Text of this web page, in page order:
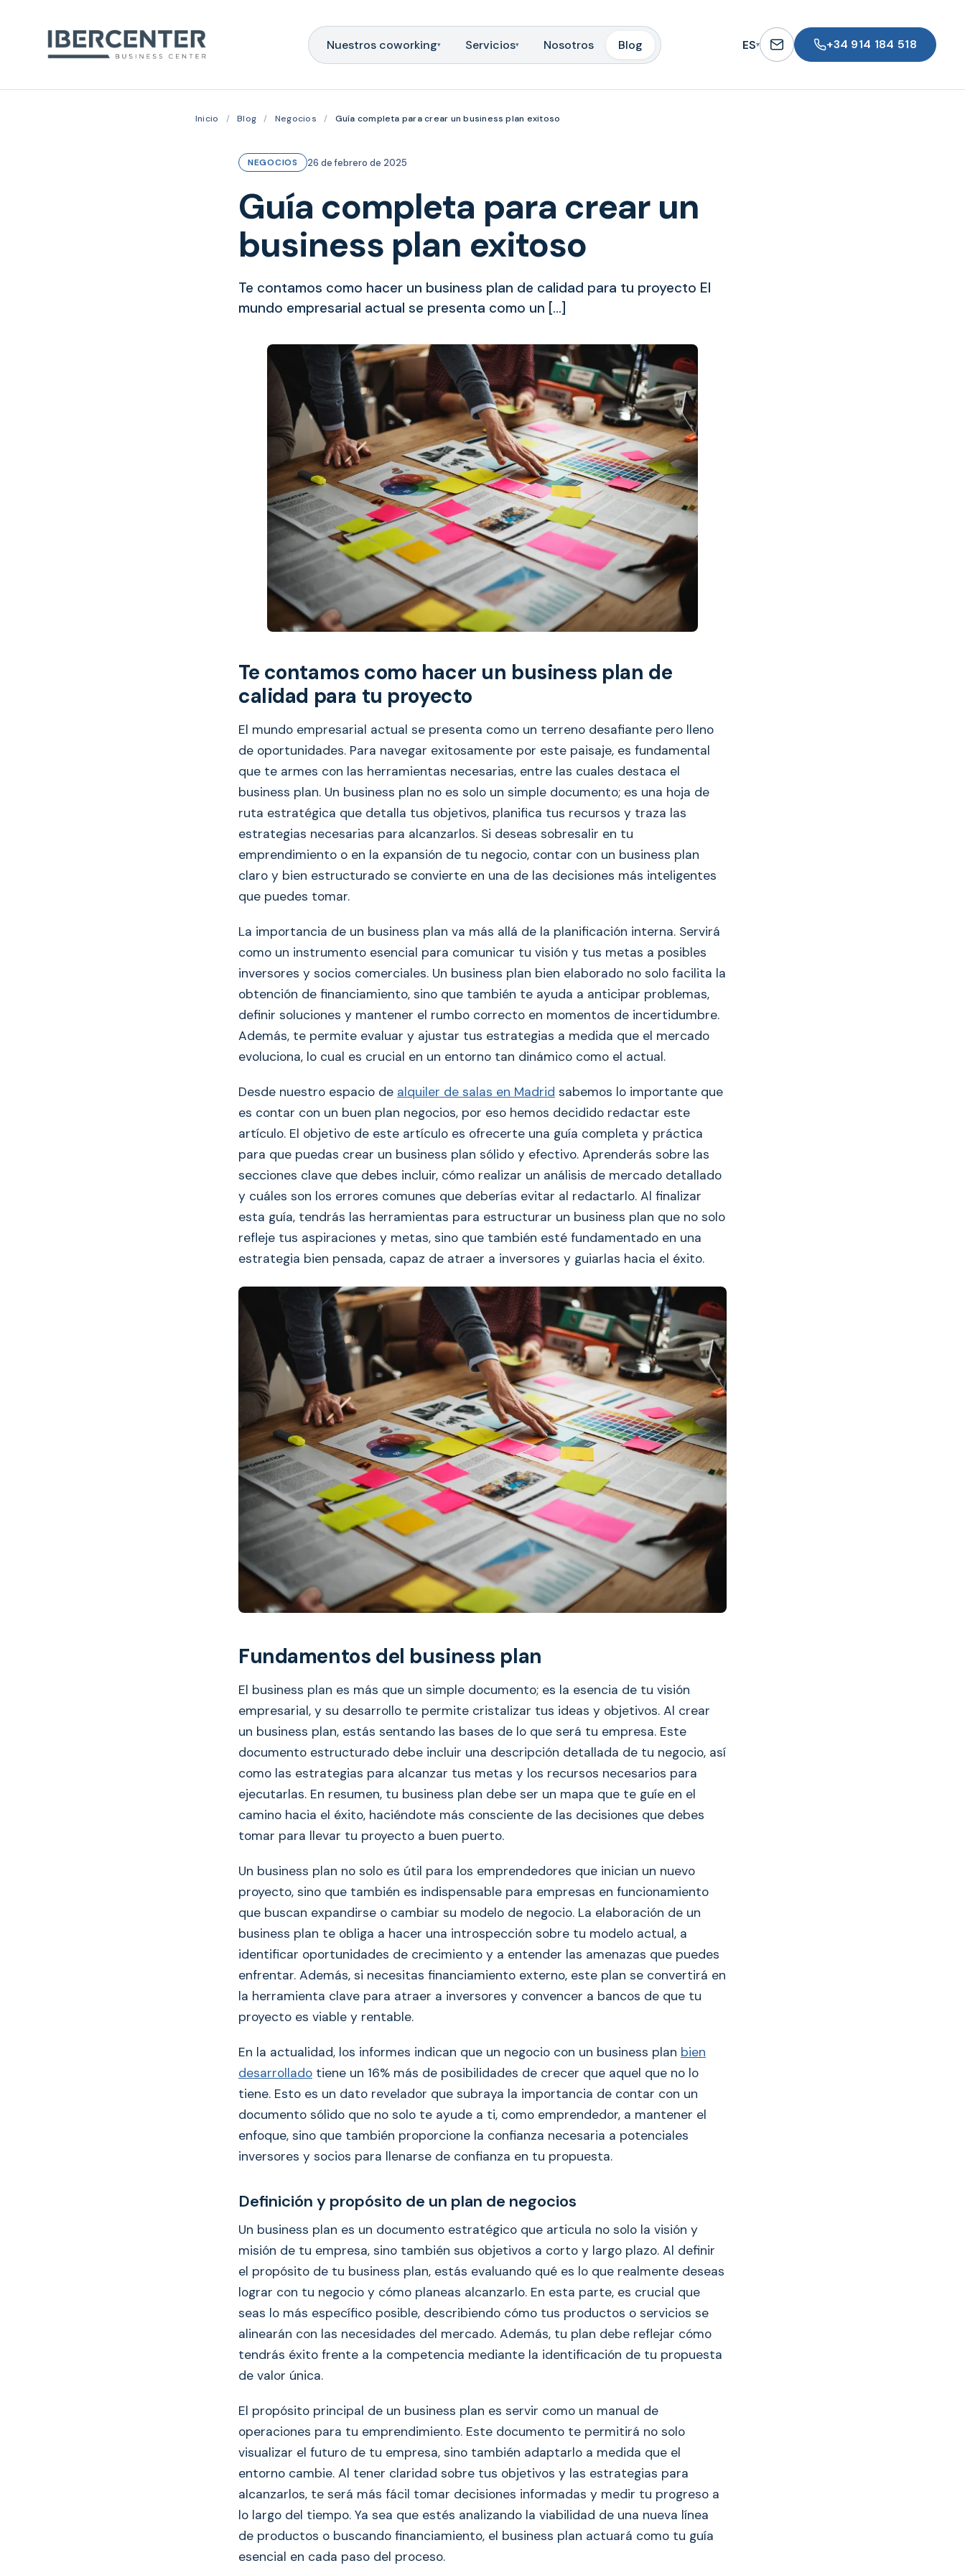
Nuestros coworking▾ Servicios▾ Nosotros Blog ES▾ +34 914 184 518
Inicio / Blog / Negocios / Guía completa para crear un business plan exitoso
NEGOCIOS 26 de febrero de 2025
Guía completa para crear un
business plan exitoso
Te contamos como hacer un business plan de calidad para tu proyecto El
mundo empresarial actual se presenta como un […]
Te contamos como hacer un business plan de
calidad para tu proyecto
El mundo empresarial actual se presenta como un terreno desafiante pero lleno
de oportunidades. Para navegar exitosamente por este paisaje, es fundamental
que te armes con las herramientas necesarias, entre las cuales destaca el
business plan. Un business plan no es solo un simple documento; es una hoja de
ruta estratégica que detalla tus objetivos, planifica tus recursos y traza las
estrategias necesarias para alcanzarlos. Si deseas sobresalir en tu
emprendimiento o en la expansión de tu negocio, contar con un business plan
claro y bien estructurado se convierte en una de las decisiones más inteligentes
que puedes tomar.
La importancia de un business plan va más allá de la planificación interna. Servirá
como un instrumento esencial para comunicar tu visión y tus metas a posibles
inversores y socios comerciales. Un business plan bien elaborado no solo facilita la
obtención de financiamiento, sino que también te ayuda a anticipar problemas,
definir soluciones y mantener el rumbo correcto en momentos de incertidumbre.
Además, te permite evaluar y ajustar tus estrategias a medida que el mercado
evoluciona, lo cual es crucial en un entorno tan dinámico como el actual.
Desde nuestro espacio de alquiler de salas en Madrid sabemos lo importante que
es contar con un buen plan negocios, por eso hemos decidido redactar este
artículo. El objetivo de este artículo es ofrecerte una guía completa y práctica
para que puedas crear un business plan sólido y efectivo. Aprenderás sobre las
secciones clave que debes incluir, cómo realizar un análisis de mercado detallado
y cuáles son los errores comunes que deberías evitar al redactarlo. Al finalizar
esta guía, tendrás las herramientas para estructurar un business plan que no solo
refleje tus aspiraciones y metas, sino que también esté fundamentado en una
estrategia bien pensada, capaz de atraer a inversores y guiarlas hacia el éxito.
Fundamentos del business plan
El business plan es más que un simple documento; es la esencia de tu visión
empresarial, y su desarrollo te permite cristalizar tus ideas y objetivos. Al crear
un business plan, estás sentando las bases de lo que será tu empresa. Este
documento estructurado debe incluir una descripción detallada de tu negocio, así
como las estrategias para alcanzar tus metas y los recursos necesarios para
ejecutarlas. En resumen, tu business plan debe ser un mapa que te guíe en el
camino hacia el éxito, haciéndote más consciente de las decisiones que debes
tomar para llevar tu proyecto a buen puerto.
Un business plan no solo es útil para los emprendedores que inician un nuevo
proyecto, sino que también es indispensable para empresas en funcionamiento
que buscan expandirse o cambiar su modelo de negocio. La elaboración de un
business plan te obliga a hacer una introspección sobre tu modelo actual, a
identificar oportunidades de crecimiento y a entender las amenazas que puedes
enfrentar. Además, si necesitas financiamiento externo, este plan se convertirá en
la herramienta clave para atraer a inversores y convencer a bancos de que tu
proyecto es viable y rentable.
En la actualidad, los informes indican que un negocio con un business plan bien
desarrollado tiene un 16% más de posibilidades de crecer que aquel que no lo
tiene. Esto es un dato revelador que subraya la importancia de contar con un
documento sólido que no solo te ayude a ti, como emprendedor, a mantener el
enfoque, sino que también proporcione la confianza necesaria a potenciales
inversores y socios para llenarse de confianza en tu propuesta.
Definición y propósito de un plan de negocios
Un business plan es un documento estratégico que articula no solo la visión y
misión de tu empresa, sino también sus objetivos a corto y largo plazo. Al definir
el propósito de tu business plan, estás evaluando qué es lo que realmente deseas
lograr con tu negocio y cómo planeas alcanzarlo. En esta parte, es crucial que
seas lo más específico posible, describiendo cómo tus productos o servicios se
alinearán con las necesidades del mercado. Además, tu plan debe reflejar cómo
tendrás éxito frente a la competencia mediante la identificación de tu propuesta
de valor única.
El propósito principal de un business plan es servir como un manual de
operaciones para tu emprendimiento. Este documento te permitirá no solo
visualizar el futuro de tu empresa, sino también adaptarlo a medida que el
entorno cambie. Al tener claridad sobre tus objetivos y las estrategias para
alcanzarlos, te será más fácil tomar decisiones informadas y medir tu progreso a
lo largo del tiempo. Ya sea que estés analizando la viabilidad de una nueva línea
de productos o buscando financiamiento, el business plan actuará como tu guía
esencial en cada paso del proceso.